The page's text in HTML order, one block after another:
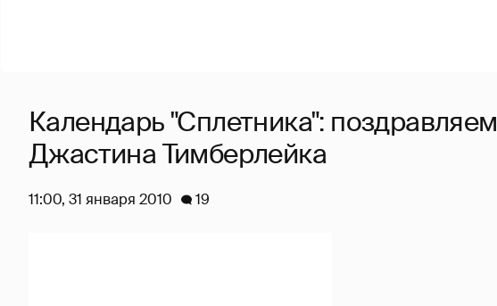
Календарь "Сплетника": поздравляем
Джастина Тимберлейка
11:00, 31 января 2010 19